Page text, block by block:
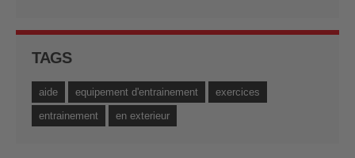
TAGS
aide equipement d'entrainement
exercices
entrainement
en exterieur